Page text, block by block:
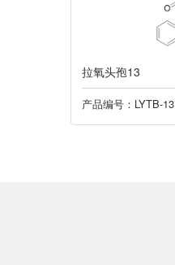
拉氧头孢13
产品编号：LYTB-13